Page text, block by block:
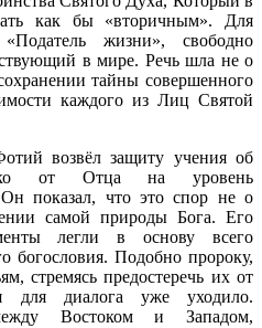
как бы «вторичным». Для
жизни», свободно
в мире. Речь шла не о
тайны совершенного
каждого из Лиц Святой
возвёл защиту учения об
от Отца на уровень
Он показал, что это спор не о
самой природы Бога. Его
легли в основу всего
богословия. Подобно пророку,
стремясь предостеречь их от
для диалога уже уходило.
Востоком и Западом,